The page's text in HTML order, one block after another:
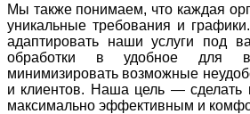
Мы также понимаем, что каждая
уникальные требования и
адаптировать наши услуги под
обработки в удобное для
минимизировать возможные
и клиентов. Наша цель — сделать
максимально эффективным и